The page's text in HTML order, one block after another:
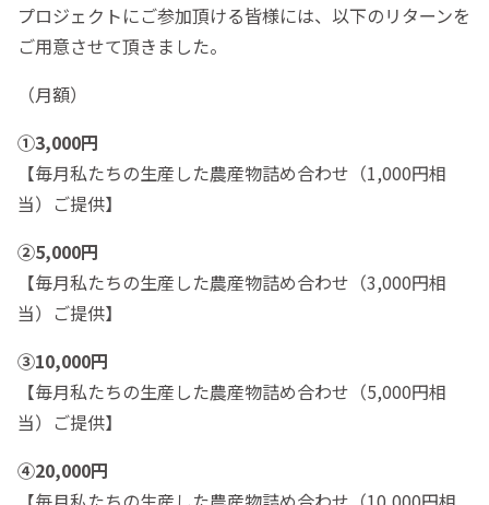
プロジェクトにご参加頂ける皆様には、以下のリターンを
ご用意させて頂きました。
（月額）
①3,000円
【毎月私たちの生産した農産物詰め合わせ（1,000円相
当）ご提供】
②5,000円
【毎月私たちの生産した農産物詰め合わせ（3,000円相
当）ご提供】
③10,000円
【毎月私たちの生産した農産物詰め合わせ（5,000円相
当）ご提供】
④20,000円